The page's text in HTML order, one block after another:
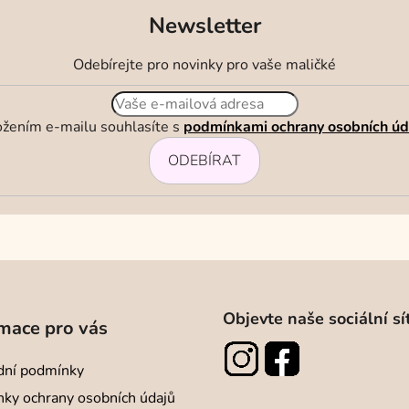
Newsletter
Odebírejte pro novinky pro vaše maličké
e-mailu souhlasíte s podmínkami ochrany osobních
ODEBÍRAT
pro vás
podmínky
ochrany osobních údajů
Objevte naše sociální